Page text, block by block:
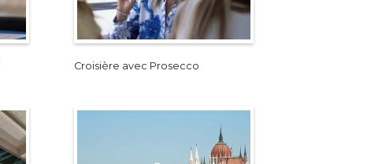
Croisière avec Prosecco